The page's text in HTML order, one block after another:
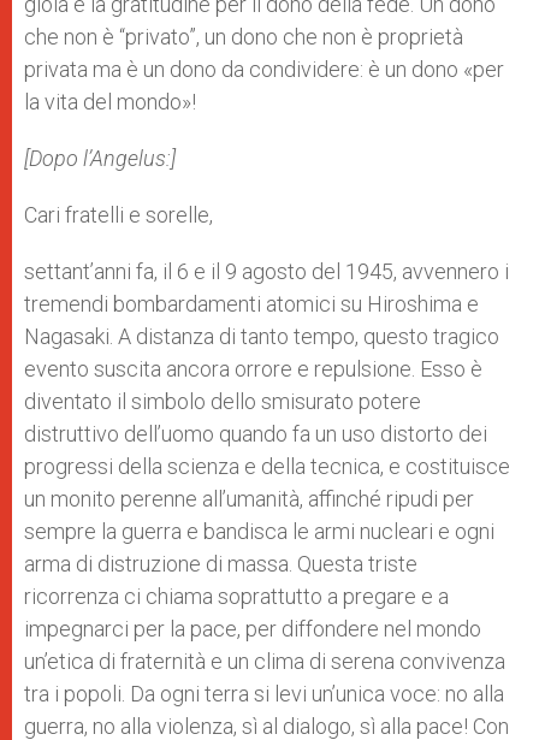
che non è “privato”, un dono che non è proprietà
privata ma è un dono da condividere: è un dono «per
la vita del mondo»!
[Dopo l’Angelus:]
Cari fratelli e sorelle,
settant’anni fa, il 6 e il 9 agosto del 1945, avvennero i
tremendi bombardamenti atomici su Hiroshima e
Nagasaki. A distanza di tanto tempo, questo tragico
evento suscita ancora orrore e repulsione. Esso è
diventato il simbolo dello smisurato potere
distruttivo dell’uomo quando fa un uso distorto dei
progressi della scienza e della tecnica, e costituisce
un monito perenne all’umanità, affinché ripudi per
sempre la guerra e bandisca le armi nucleari e ogni
arma di distruzione di massa. Questa triste
ricorrenza ci chiama soprattutto a pregare e a
impegnarci per la pace, per diffondere nel mondo
un’etica di fraternità e un clima di serena convivenza
tra i popoli. Da ogni terra si levi un’unica voce: no alla
guerra, no alla violenza, sì al dialogo, sì alla pace! Con